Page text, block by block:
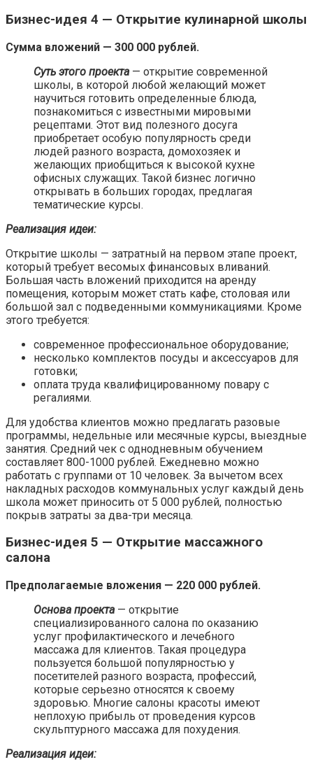
Бизнес-идея 4 — Открытие кулинарной школы
Сумма вложений — 300 000 рублей.
Суть этого проекта — открытие современной
школы, в которой любой желающий может
научиться готовить определенные блюда,
познакомиться с известными мировыми
рецептами. Этот вид полезного досуга
приобретает особую популярность среди
людей разного возраста, домохозяек и
желающих приобщиться к высокой кухне
офисных служащих. Такой бизнес логично
открывать в больших городах, предлагая
тематические курсы.
Реализация идеи:
Открытие школы — затратный на первом этапе проект,
который требует весомых финансовых вливаний.
Большая часть вложений приходится на аренду
помещения, которым может стать кафе, столовая или
большой зал с подведенными коммуникациями. Кроме
этого требуется:
современное профессиональное оборудование;
несколько комплектов посуды и аксессуаров для
готовки;
оплата труда квалифицированному повару с
регалиями.
Для удобства клиентов можно предлагать разовые
программы, недельные или месячные курсы, выездные
занятия. Средний чек с однодневным обучением
составляет 800-1000 рублей. Ежедневно можно
работать с группами от 10 человек. За вычетом всех
накладных расходов коммунальных услуг каждый день
школа может приносить от 5 000 рублей, полностью
покрыв затраты за два-три месяца.
Бизнес-идея 5 — Открытие массажного
салона
Предполагаемые вложения — 220 000 рублей.
Основа проекта — открытие
специализированного салона по оказанию
услуг профилактического и лечебного
массажа для клиентов. Такая процедура
пользуется большой популярностью у
посетителей разного возраста, профессий,
которые серьезно относятся к своему
здоровью. Многие салоны красоты имеют
неплохую прибыль от проведения курсов
скульптурного массажа для похудения.
Реализация идеи: